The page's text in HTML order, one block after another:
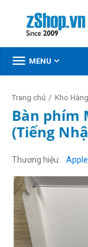
 MENU 
Trang chủ / Kho
Bàn phím
(Tiếng
Thương hiệu Apple